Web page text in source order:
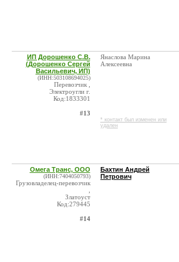
ИП Дорошенко С.В.
(Дорошенко Сергей
Васильевич, ИП)
(ИНН:503108694025)
Перевозчик ,
Электроугли г.
Код:1833301
#13
Янаслова Марина
Алексеевна
* контакт был изменен или
удален
Омега Транс, ООО
(ИНН:7404050793)
Грузовладелец-перевозчик
Златоуст
Код:279445
#14
Бахтин Андрей
Петрович